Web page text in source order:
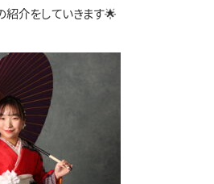
介をしていきます🌟